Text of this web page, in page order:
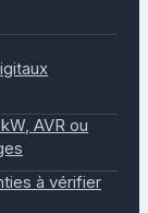
AVR ou
à vérifier